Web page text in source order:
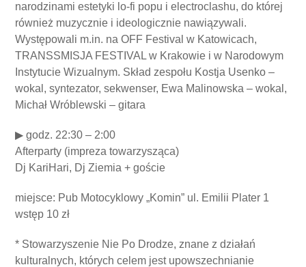
narodzinami estetyki lo-fi popu i electroclashu, do której
również muzycznie i ideologicznie nawiązywali.
Występowali m.in. na OFF Festival w Katowicach,
TRANSSMISJA FESTIVAL w Krakowie i w Narodowym
Instytucie Wizualnym. Skład zespołu Kostja Usenko –
wokal, syntezator, sekwenser, Ewa Malinowska – wokal,
Michał Wróblewski – gitara
▶ godz. 22:30 – 2:00
Afterparty (impreza towarzysząca)
Dj KariHari, Dj Ziemia + goście
miejsce: Pub Motocyklowy „Komin” ul. Emilii Plater 1
wstęp 10 zł
* Stowarzyszenie Nie Po Drodze, znane z działań
kulturalnych, których celem jest upowszechnianie